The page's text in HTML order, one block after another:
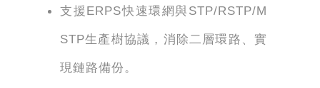
支援ERPS快速環網與STP/RSTP/M
STP生產樹協議，消除二層環路、實
現鏈路備份。